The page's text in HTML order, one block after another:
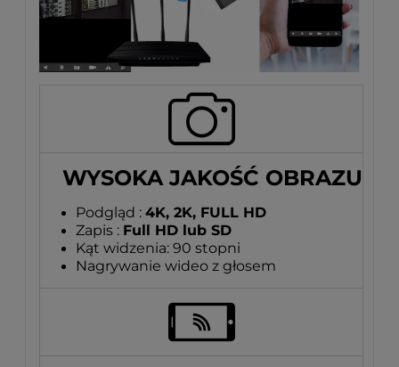
WYSOKA JAKOŚĆ OBRAZU
Podgląd : 4K, 2K, FULL HD
Zapis : Full HD lub SD
Kąt widzenia: 90 stopni
Nagrywanie wideo z głosem